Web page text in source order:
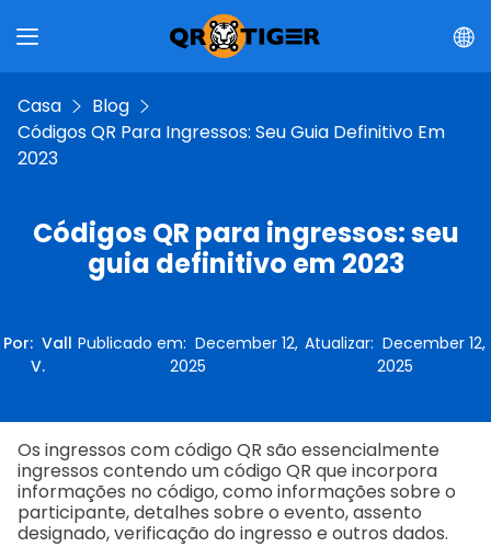
Casa
Blog
Códigos QR Para Ingressos: Seu Guia Definitivo Em
2023
Códigos QR para ingressos: seu
guia definitivo em 2023
Por: Vall
V.
Publicado em: December 12,
2025
Atualizar:December 12,
2025
Os ingressos com código QR são essencialmente
ingressos contendo um código QR que incorpora
informações no código, como informações sobre o
participante, detalhes sobre o evento, assento
designado, verificação do ingresso e outros dados.